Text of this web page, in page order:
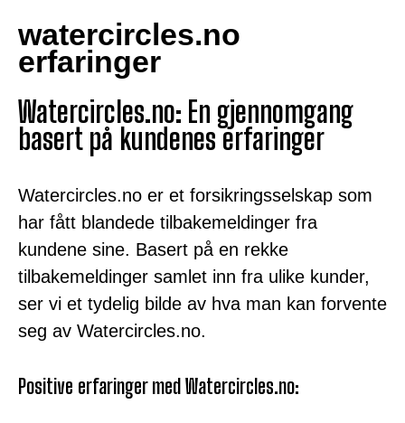
watercircles.no
erfaringer
Watercircles.no: En gjennomgang
basert på kundenes erfaringer
Watercircles.no er et forsikringsselskap som
har fått blandede tilbakemeldinger fra
kundene sine. Basert på en rekke
tilbakemeldinger samlet inn fra ulike kunder,
ser vi et tydelig bilde av hva man kan forvente
seg av Watercircles.no.
Positive erfaringer med Watercircles.no: